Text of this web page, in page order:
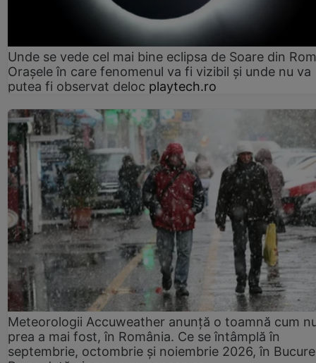
Unde se vede cel mai bine eclipsa de Soare din
Orașele în care fenomenul va fi vizibil și unde nu va
putea fi observat deloc playtech.ro
Meteorologii Accuweather anunță o toamnă cum
prea a mai fost, în România. Ce se întâmplă în
septembrie, octombrie și noiembrie 2026, în